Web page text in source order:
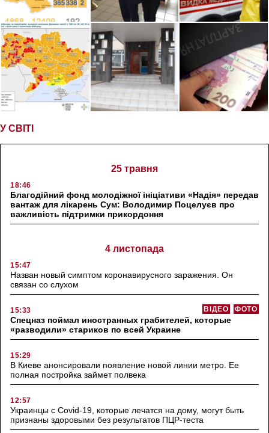
У СВІТІ
25 травня
18:46
Благодійний фонд молодіжної ініціативи «Надія» передав
вантаж для лікарень Сум: Володимир Поцелуєв про
важливість підтримки прикордоння
4 листопада
15:47
Назван новый симптом коронавирусного заражения. Он
связан со слухом
15:33 ФОТО
ВІДЕО
Спецназ поймал иностранных грабителей, которые
«разводили» стариков по всей Украине
15:29
В Киеве анонсировали появление новой линии метро. Ее
полная постройка займет полвека
12:57
Украинцы с Covid-19, которые лечатся на дому, могут быть
признаны здоровыми без результатов ПЦР-теста